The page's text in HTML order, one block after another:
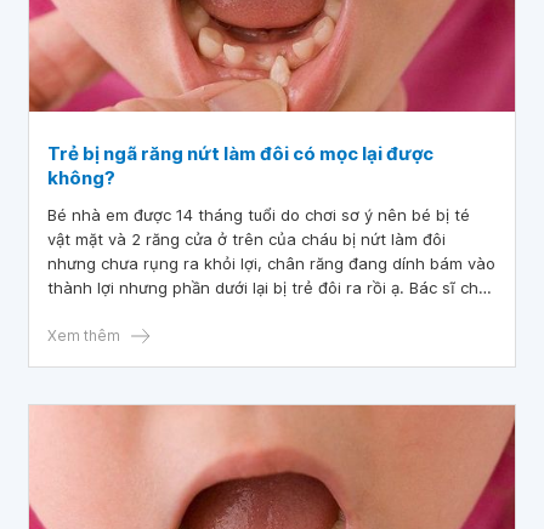
Trẻ bị ngã răng nứt làm đôi có mọc lại được
không?
Bé nhà em được 14 tháng tuổi do chơi sơ ý nên bé bị té
vật mặt và 2 răng cửa ở trên của cháu bị nứt làm đôi
nhưng chưa rụng ra khỏi lợi, chân răng đang dính bám vào
thành lợi nhưng phần dưới lại bị trẻ đôi ra rồi ạ. Bác sĩ cho
Mong bác sĩ tư vấn giúp. Em cảm ơn bác sĩ.
Xem thêm